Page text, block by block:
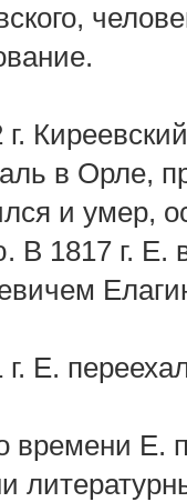
г.
в Орле,
и умер,
В 1817 г. Е.
г. Е.
времени Е.